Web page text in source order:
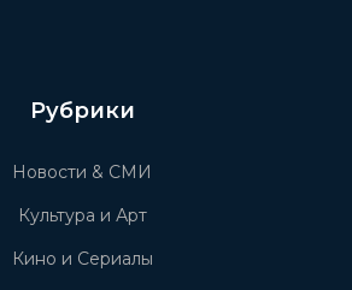
Рубрики
Новости & СМИ
Культура и Арт
Кино и Сериалы